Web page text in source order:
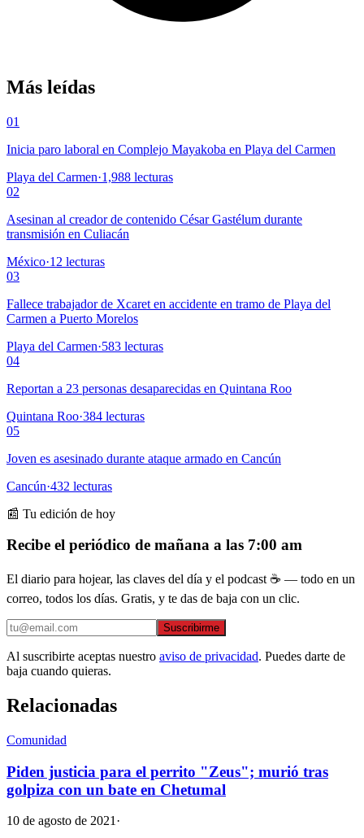
Más leídas
01
Inicia paro laboral en Complejo Mayakoba en Playa del Carmen
Playa del Carmen·1,988 lecturas
02
Asesinan al creador de contenido César Gastélum durante
transmisión en Culiacán
México·12 lecturas
03
Fallece trabajador de Xcaret en accidente en tramo de Playa del
Carmen a Puerto Morelos
Playa del Carmen·583 lecturas
04
Reportan a 23 personas desaparecidas en Quintana Roo
Quintana Roo·384 lecturas
05
Joven es asesinado durante ataque armado en Cancún
Cancún·432 lecturas
📰 Tu edición de hoy
Recibe el periódico de mañana a las 7:00 am
El diario para hojear, las claves del día y el podcast ☕ — todo en un
correo, todos los días. Gratis, y te das de baja con un clic.
Suscribirme
Al suscribirte aceptas nuestro aviso de privacidad. Puedes darte de
baja cuando quieras.
Relacionadas
Comunidad
Piden justicia para el perrito "Zeus"; murió tras
golpiza con un bate en Chetumal
10 de agosto de 2021 ·